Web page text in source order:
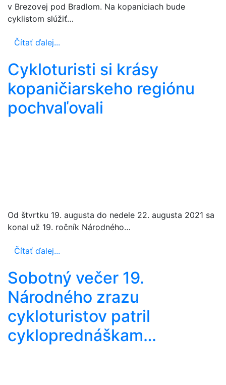
v Brezovej pod Bradlom. Na kopaniciach bude
cyklistom slúžiť…
Čítať ďalej...
Cykloturisti si krásy
kopaničiarskeho regiónu
pochvaľovali
Od štvrtku 19. augusta do nedele 22. augusta 2021 sa
konal už 19. ročník Národného…
Čítať ďalej...
Sobotný večer 19.
Národného zrazu
cykloturistov patril
cykloprednáškam…